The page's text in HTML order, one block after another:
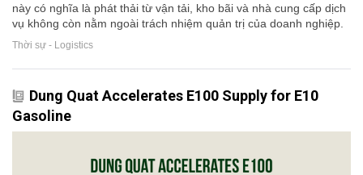
này có nghĩa là phát thải từ vận tải, kho bãi và nhà cung cấp dịch
vụ không còn nằm ngoài trách nhiệm quản trị của doanh nghiệp.
Thời sự - Logistics
Dung Quat Accelerates E100 Supply for E10
Gasoline